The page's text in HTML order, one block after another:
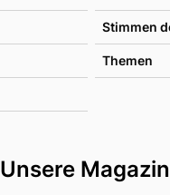
Stimmen
Themen
Unsere